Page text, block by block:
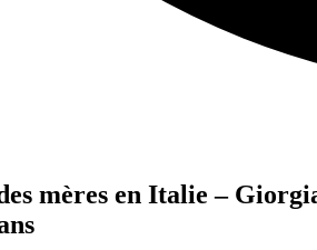
mères en Italie –